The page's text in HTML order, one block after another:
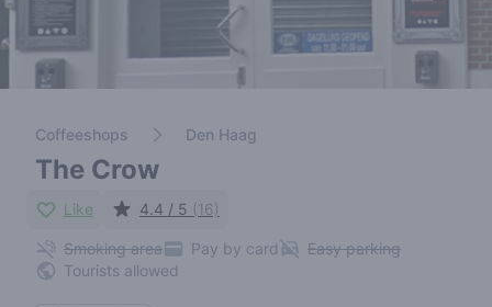
Coffeeshops Den Haag
The Crow
Like 4.4 / 5 (16)
Smoking area Pay by card
Easy parking
Tourists allowed